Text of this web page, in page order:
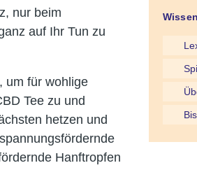
nur beim
auf Ihr Tun zu
um für wohlige
Tee zu und
hetzen und
Hanftropfen